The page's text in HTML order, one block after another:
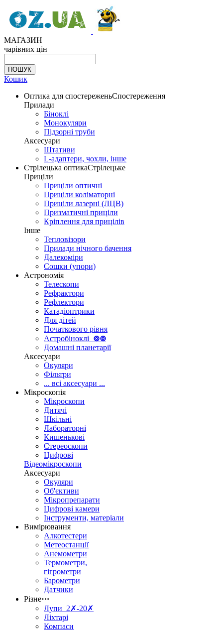
МАГАЗИН
чарівних цін
Кошик
Оптика для спостереженьСпостереження
Прилади
Біноклі
Монокуляри
Підзорні труби
Аксесуари
Штативи
L-адаптери, чохли, інше
Стрілецька оптикаСтрілецьке
Приціли
Приціли оптичні
Приціли коліматорні
Приціли лазерні (ЛЦВ)
Призматичні приціли
Кріплення для прицілів
Інше
Тепловізори
Прилади нічного бачення
Далекоміри
Сошки (упори)
Астрономія
Телескопи
Рефрактори
Рефлектори
Катадіоптрики
Для дітей
Початкового рівня
Астробіноклі ⊚⊚
Домашні планетарії
Аксесуари
Окуляри
Фільтри
... всі аксесуари ...
Мікроскопія
Мікроскопи
Дитячі
Шкільні
Лабораторні
Кишенькові
Стереоскопи
Цифрові
Відеомікроскопи
Аксесуари
Окуляри
Об'єктиви
Мікропрепарати
Цифрові камери
Інструменти, матеріали
Вимірювання
Алкотестери
Метеостанції
Анемометри
Термометри,
гігрометри
Барометри
Датчики
Різне⋯
Лупи 2✗-20✗
Ліхтарі
Компаси